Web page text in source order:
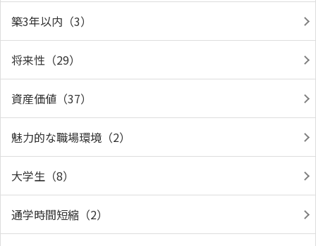
築3年以内（3）
将来性（29）
資産価値（37）
魅力的な職場環境（2）
大学生（8）
通学時間短縮（2）